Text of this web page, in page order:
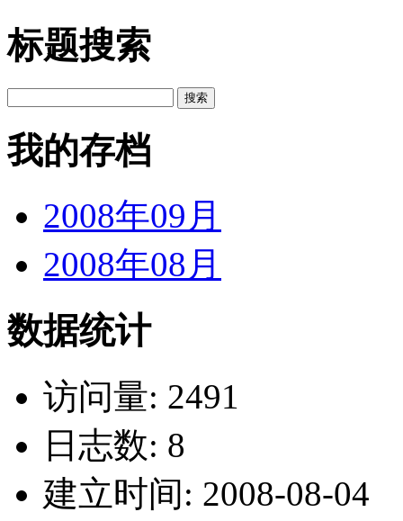
标题搜索
我的存档
2008年09月
2008年08月
数据统计
访问量: 2491
日志数: 8
建立时间: 2008-08-04